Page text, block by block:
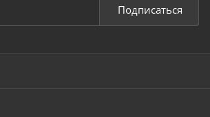
Подписаться